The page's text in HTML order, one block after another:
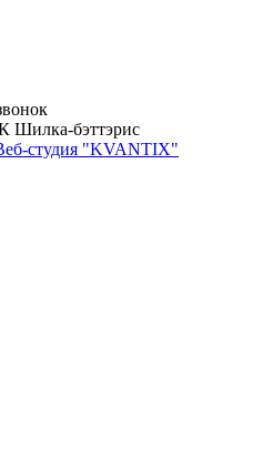
Шилка-бэттэрис
студия "KVANTIX"